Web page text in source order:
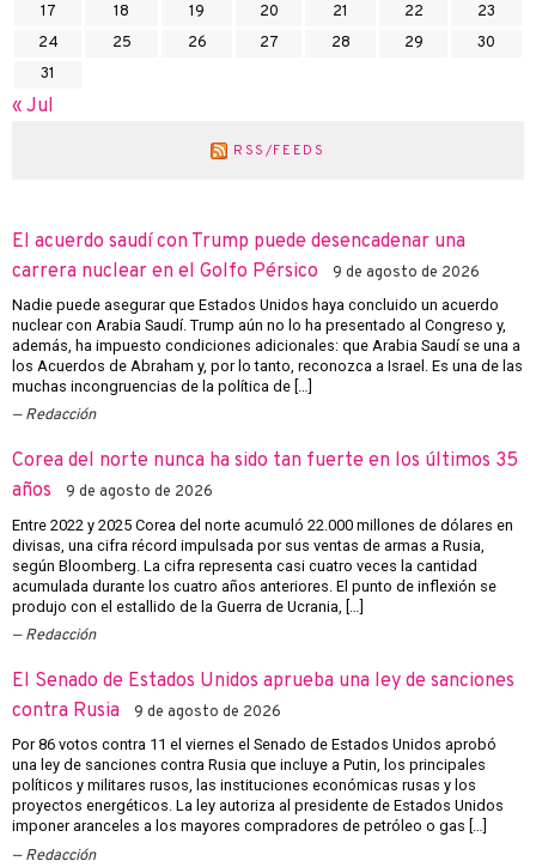
17
18 19 20 21 22
23
24
25 26 27 28 29
30
31
« Jul
RSS/FEEDS
El acuerdo saudí con Trump puede desencadenar una
carrera nuclear en el Golfo Pérsico
9 de agosto de 2026
Nadie puede asegurar que Estados Unidos haya concluido un acuerdo
nuclear con Arabia Saudí. Trump aún no lo ha presentado al Congreso y,
además, ha impuesto condiciones adicionales: que Arabia Saudí se una a
los Acuerdos de Abraham y, por lo tanto, reconozca a Israel. Es una de las
muchas incongruencias de la política de […]
Redacción
Corea del norte nunca ha sido tan fuerte en los últimos 35
años
9 de agosto de 2026
Entre 2022 y 2025 Corea del norte acumuló 22.000 millones de dólares en
divisas, una cifra récord impulsada por sus ventas de armas a Rusia,
según Bloomberg. La cifra representa casi cuatro veces la cantidad
acumulada durante los cuatro años anteriores. El punto de inflexión se
produjo con el estallido de la Guerra de Ucrania, […]
Redacción
El Senado de Estados Unidos aprueba una ley de sanciones
contra Rusia
9 de agosto de 2026
Por 86 votos contra 11 el viernes el Senado de Estados Unidos aprobó
una ley de sanciones contra Rusia que incluye a Putin, los principales
políticos y militares rusos, las instituciones económicas rusas y los
proyectos energéticos. La ley autoriza al presidente de Estados Unidos
imponer aranceles a los mayores compradores de petróleo o gas […]
Redacción